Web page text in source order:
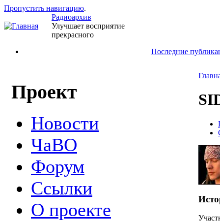
Пропустить навигацию.
Радиоархив
Улучшает восприятие
прекрасного
Последние
Проект
Новости
ЧаВО
Форум
Ссылки
О проекте